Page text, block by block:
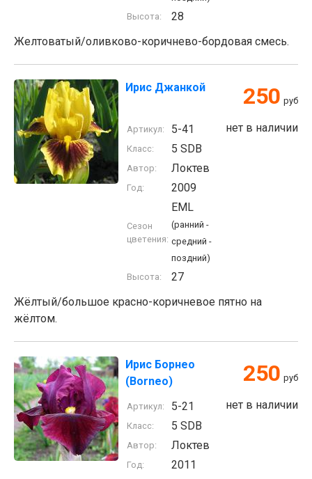
Высота:
28
Желтоватый/оливково-коричнево-бордовая смесь.
Ирис Джанкой 250 руб
нет в наличии
Артикул: 5-41
Класс: 5 SDB
Автор: Локтев
Год: 2009
Сезон
цветения:
EML
(ранний -
средний -
поздний)
Высота:
27
Жёлтый/большое красно-коричневое пятно на
жёлтом.
Ирис Борнео
(Borneo)
250 руб
нет в наличии
Артикул: 5-21
Класс: 5 SDB
Автор: Локтев
Год: 2011